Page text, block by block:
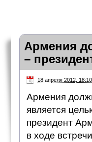
Армения
–
18 апреля 2012, 18:10
Армения
является
президент
в ходе